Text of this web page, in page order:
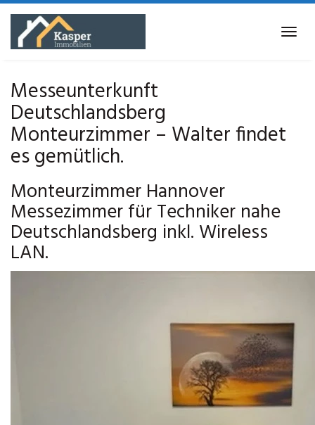
Skip
main
Messeunterkunft
Deutschlandsberg
Monteurzimmer – Walter findet
es gemütlich.
Monteurzimmer Hannover
Messezimmer für Techniker nahe
Deutschlandsberg inkl. Wireless
LAN.